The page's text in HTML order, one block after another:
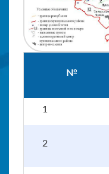
№
1
2